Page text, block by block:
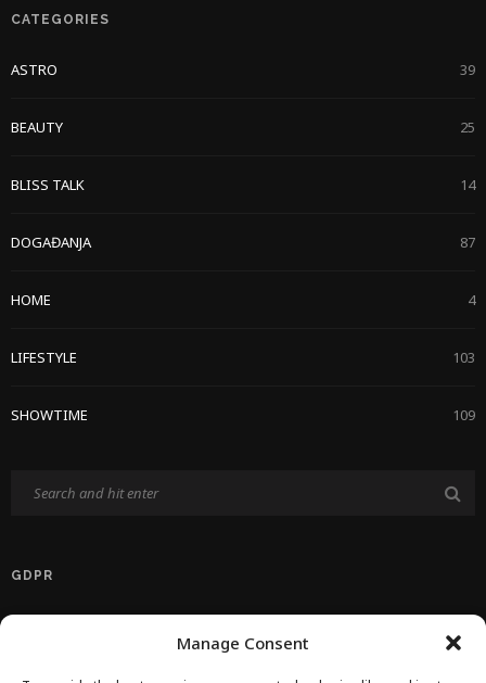
Manage Consent
CATEGORIES
ASTRO 39
BEAUTY 25
BLISS TALK 14
DOGAĐANJA 87
HOME 4
LIFESTYLE 103
SHOWTIME 109
GDPR